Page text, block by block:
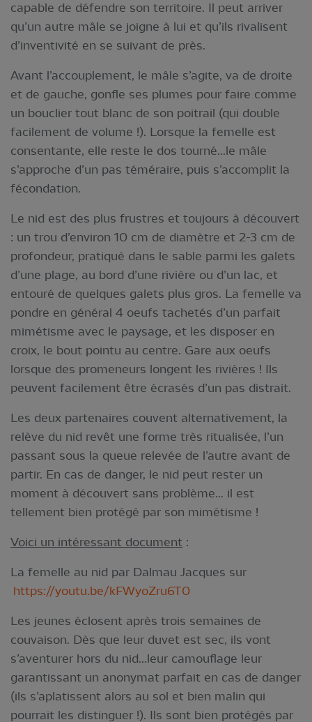
capable de défendre son territoire. Il peut arriver
qu’un autre mâle se joigne à lui et qu’ils rivalisent
d’inventivité en se suivant de près.
Avant l’accouplement, le mâle s’agite, va de droite
et de gauche, gonfle ses plumes pour faire comme
un bouclier tout blanc de son poitrail (qui double
facilement de volume !). Lorsque la femelle est
consentante, elle reste le dos tourné...le mâle
s’approche d’un pas téméraire, puis s’accomplit la
fécondation.
Le nid est des plus frustres et toujours à découvert
: un trou d’environ 10 cm de diamètre et 2-3 cm de
profondeur, pratiqué dans le sable parmi les galets
d’une plage, au bord d’une rivière ou d’un lac, et
entouré de quelques galets plus gros. La femelle va
pondre en général 4 oeufs tachetés d’un parfait
mimétisme avec le paysage, et les disposer en
croix, le bout pointu au centre. Gare aux oeufs
lorsque des promeneurs longent les rivières ! Ils
peuvent facilement être écrasés d’un pas distrait.
Les deux partenaires couvent alternativement, la
relève du nid revêt une forme très ritualisée, l’un
passant sous la queue relevée de l’autre avant de
partir. En cas de danger, le nid peut rester un
moment à découvert sans problème... il est
tellement bien protégé par son mimétisme !
Voici un intéressant document :
La femelle au nid par Dalmau Jacques sur
https://youtu.be/kFWyoZru6T0
Les jeunes éclosent après trois semaines de
couvaison. Dès que leur duvet est sec, ils vont
s’aventurer hors du nid...leur camouflage leur
garantissant un anonymat parfait en cas de danger
(ils s’aplatissent alors au sol et bien malin qui
pourrait les distinguer !). Ils sont bien protégés par